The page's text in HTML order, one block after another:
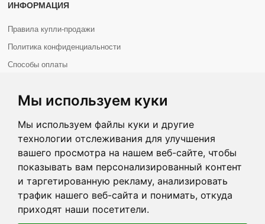
Мы используем куки
Мы используем файлы куки и другие
технологии отслеживания для улучшения
вашего просмотра на нашем веб-сайте, чтобы
показывать вам персонализированный контент
и таргетированную рекламу, анализировать
трафик нашего веб-сайта и понимать, откуда
приходят наши посетители.
ИНФОРМАЦИЯ
Правила купли-продажи
Политика конфиденциальности
Способы оплаты
Copyright © 2026 Com+. Все права защищены.